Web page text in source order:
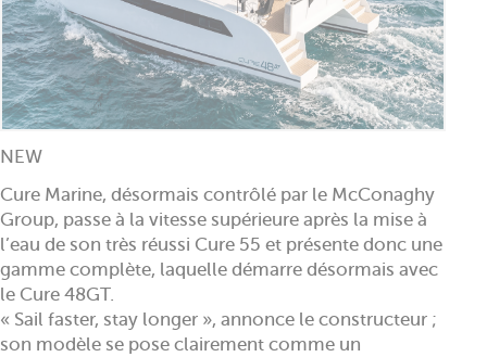
NEW
Cure Marine, désormais contrôlé par le McConaghy
Group, passe à la vitesse supérieure après la mise à
l’eau de son très réussi Cure 55 et présente donc une
gamme complète, laquelle démarre désormais avec
le Cure 48GT.
« Sail faster, stay longer », annonce le constructeur ;
son modèle se pose clairement comme un